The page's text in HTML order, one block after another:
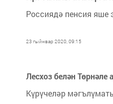
Россиядә пенсия яше
23 гыйнвар 2020, 09:15
Лесхоз белән
Күрүчеләр